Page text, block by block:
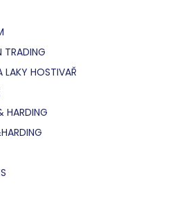
TRADING
LAKY HOSTIVAŘ
HARDING